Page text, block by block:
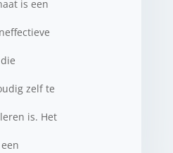
is een
zelf te
is. Het